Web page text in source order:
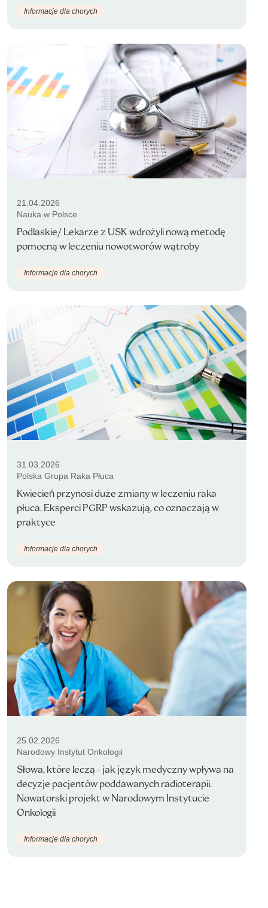
Informacje dla chorych
21.04.2026
Nauka w Polsce
Podlaskie/ Lekarze z USK wdrożyli nową metodę
pomocną w leczeniu nowotworów wątroby
Informacje dla chorych
31.03.2026
Polska Grupa Raka Płuca
Kwiecień przynosi duże zmiany w leczeniu raka
płuca. Eksperci PGRP wskazują, co oznaczają w
praktyce
Informacje dla chorych
25.02.2026
Narodowy Instytut Onkologii
Słowa, które leczą - jak język medyczny wpływa na
decyzje pacjentów poddawanych radioterapii.
Nowatorski projekt w Narodowym Instytucie
Onkologii
Informacje dla chorych